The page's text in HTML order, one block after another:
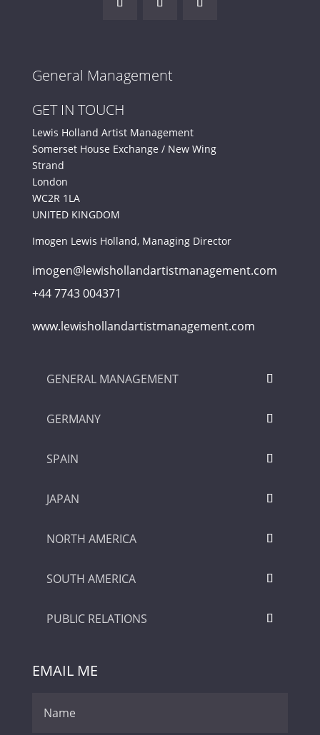
General Management
GET IN TOUCH
Lewis Holland Artist Management
Somerset House Exchange / New Wing
Strand
London
WC2R 1LA
UNITED KINGDOM
Imogen Lewis Holland, Managing Director
imogen@lewishollandartistmanagement.com
+44 7743 004371
www.lewishollandartistmanagement.com
GENERAL MANAGEMENT
GERMANY
SPAIN
JAPAN
NORTH AMERICA
SOUTH AMERICA
PUBLIC RELATIONS
EMAIL ME